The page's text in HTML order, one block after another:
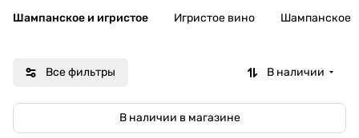
Шампанское и игристое Игристое вино Шампанское
Все фильтры В наличии
В наличии в магазине